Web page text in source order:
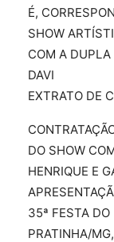
É,
SHOW
COM A DUPLA
DAVI
EXTRATO DE
DO SHOW
HENRIQUE E
35ª FESTA DO
PRATINHA/